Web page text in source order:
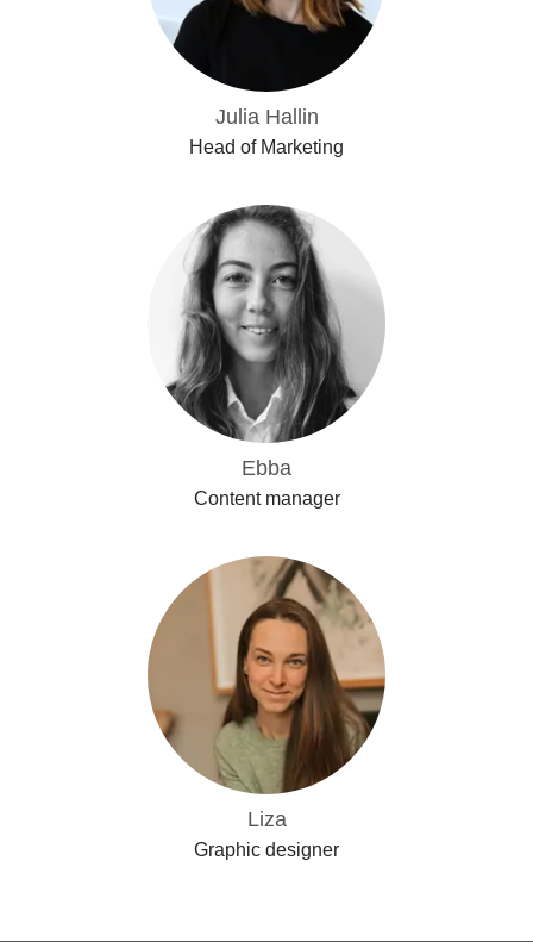
Julia Hallin
Head of Marketing
Ebba
Content manager
Liza
Graphic designer